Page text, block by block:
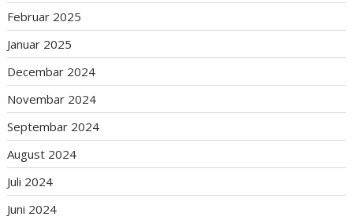
Februar 2025
Januar 2025
Decembar 2024
Novembar 2024
Septembar 2024
August 2024
Juli 2024
Juni 2024